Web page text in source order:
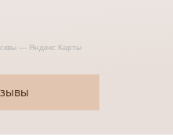
— Яндекс Карты